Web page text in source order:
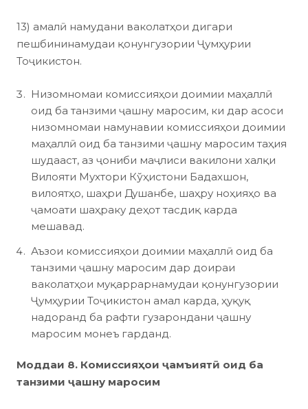
13) амалӣ намудани ваколатҳои дигари
пешбининамудаи қонунгузории Ҷумҳурии
Тоҷикистон.
Низомномаи комиссияҳои доимии маҳаллӣ
оид ба танзими ҷашну маросим, ки дар асоси
низомномаи намунавии комиссияҳои доимии
маҳаллӣ оид ба танзими ҷашну маросим таҳия
шудааст, аз ҷониби маҷлиси вакилони халқи
Вилояти Мухтори Кўҳистони Бадахшон,
вилоятҳо, шаҳри Душанбе, шаҳру ноҳияҳо ва
ҷамоати шаҳраку деҳот тасдиқ карда
мешавад.
Аъзои комиссияҳои доимии маҳаллӣ оид ба
танзими ҷашну маросим дар доираи
ваколатҳои муқаррарнамудаи қонунгузории
Ҷумҳурии Тоҷикистон амал карда, ҳуқуқ
надоранд ба рафти гузарондани ҷашну
маросим монеъ гарданд.
Моддаи 8. Комиссияҳои ҷамъиятӣ оид ба
танзими ҷашну маросим